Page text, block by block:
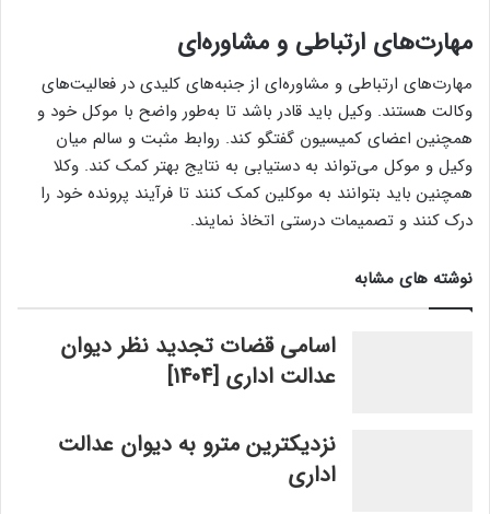
مهارت‌های ارتباطی و مشاوره‌ای
مهارت‌های ارتباطی و مشاوره‌ای از جنبه‌های کلیدی در فعالیت‌های
وکالت هستند. وکیل باید قادر باشد تا به‌طور واضح با موکل خود و
همچنین اعضای کمیسیون گفتگو کند. روابط مثبت و سالم میان
وکیل و موکل می‌تواند به دستیابی به نتایج بهتر کمک کند. وکلا
همچنین باید بتوانند به موکلین کمک کنند تا فرآیند پرونده خود را
درک کنند و تصمیمات درستی اتخاذ نمایند.
نوشته های مشابه
اسامی قضات تجدید نظر دیوان
عدالت اداری [1404]
نزدیکترین مترو به دیوان عدالت
اداری